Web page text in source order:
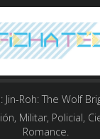
Jin-Roh: The Wolf
Militar, Policial,
Romance.